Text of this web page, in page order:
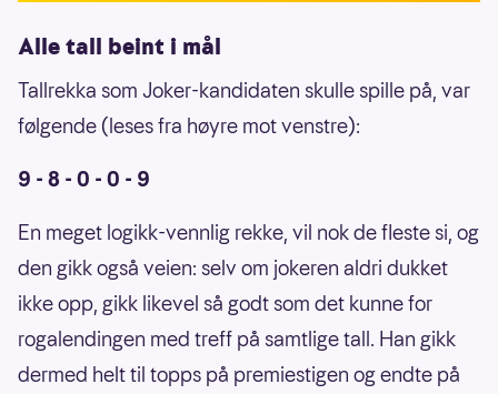
Alle tall beint i mål
Tallrekka som Joker-kandidaten skulle spille på, var
følgende (leses fra høyre mot venstre):
9 - 8 - 0 - 0 - 9
En meget logikk-vennlig rekke, vil nok de fleste si, og
den gikk også veien: selv om jokeren aldri dukket
ikke opp, gikk likevel så godt som det kunne for
rogalendingen med treff på samtlige tall. Han gikk
dermed helt til topps på premiestigen og endte på